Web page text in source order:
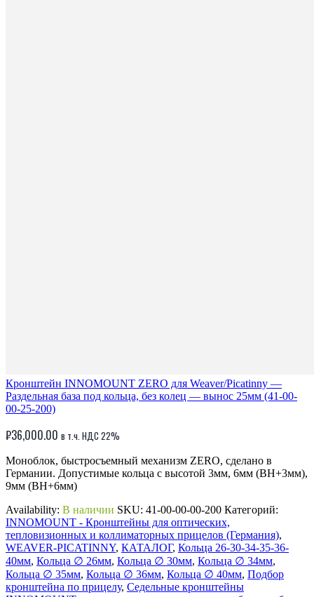
Кронштейн INNOMOUNT ZERO для Weaver/Picatinny —
Раздельная база под кольца, без колец — вынос 25мм (41-00-
00-25-200)
₽36,000.00 в т.ч. НДС 22%
Моноблок, быстросъемный механизм ZERO, сделано в
Германии. Допустимые кольца с высотой 3мм, 6мм (BH+3мм),
9мм (BH+6мм)
Availability: В наличии SKU: 41-00-00-00-200 Категорий:
INNOMOUNT - Кронштейны для оптических,
тепловизионных и коллиматорных прицелов (Германия),
WEAVER-PICATINNY, КАТАЛОГ, Кольца 26-30-34-35-36-
40мм, Кольца ∅ 26мм, Кольца ∅ 30мм, Кольца ∅ 34мм,
Кольца ∅ 35мм, Кольца ∅ 36мм, Кольца ∅ 40мм, Подбор
кронштейна по прицелу, Седельные кронштейны